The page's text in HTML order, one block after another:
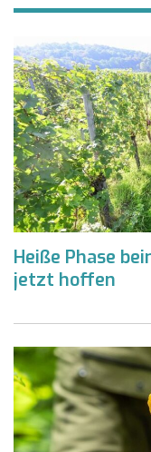
Heiße Phase
jetzt hoffen